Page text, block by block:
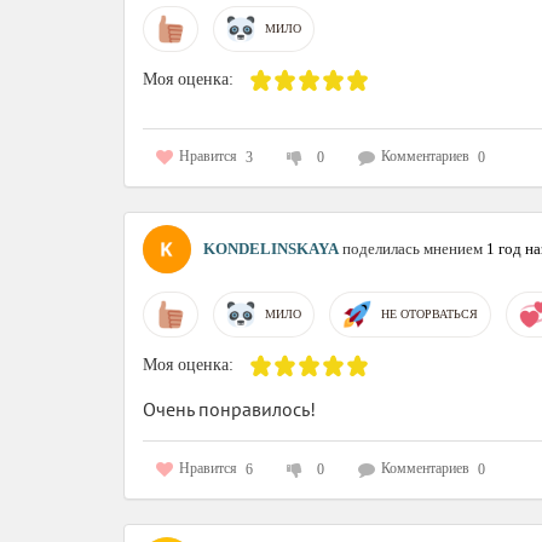
МИЛО
Моя оценка:
Нравится 3 0 Комментариев 0
KONDELINSKAYAподелилась мнением 1 год
МИЛО НЕ ОТОРВАТЬСЯ
Моя оценка:
Очень понравилось!
Нравится 6 0 Комментариев 0